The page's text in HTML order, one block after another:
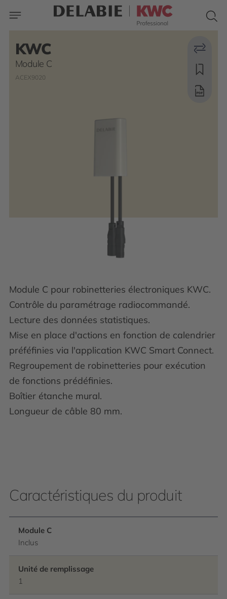
KWC
Module C
ACEX9020
Module C pour robinetteries électroniques KWC.
Contrôle du paramétrage radiocommandé.
Lecture des données statistiques.
Mise en place d'actions en fonction de calendrier
préféfinies via l'application KWC Smart Connect.
Regroupement de robinetteries pour exécution
de fonctions prédéfinies.
Boîtier étanche mural.
Longueur de câble 80 mm.
Caractéristiques du produit
Module C
Inclus
Unité de remplissage
1